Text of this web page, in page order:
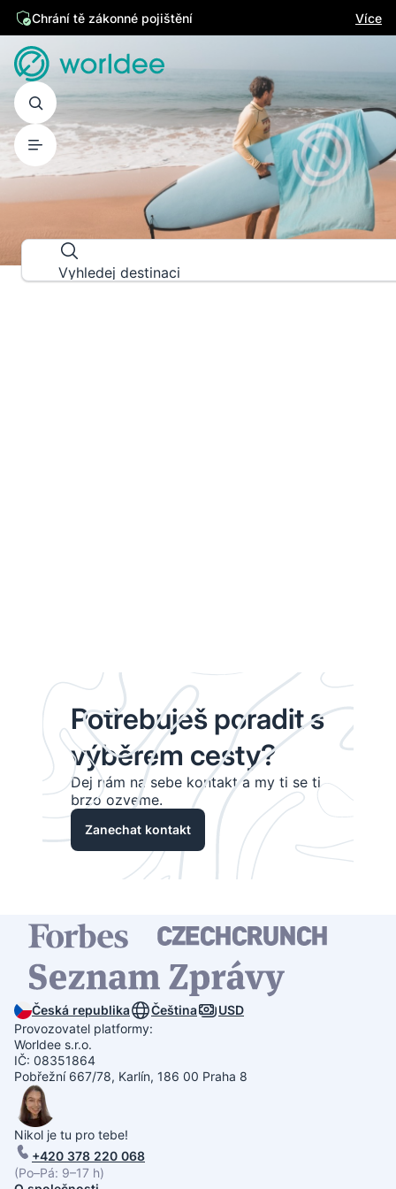
Chrání tě zákonné pojištění Více
PRŮVODCE DESTINACEMI
Prozkoumej svět do posledního
Vyhledej destinaci
Potřebuješ poradit s
výběrem cesty?
Dej nám na sebe kontakt a my ti se ti
brzo ozveme.
Zanechat kontakt
Česká republika Čeština
USD
Provozovatel platformy:
Worldee s.r.o.
IČ: 08351864
Pobřežní 667/78, Karlín, 186 00 Praha 8
Nikol je tu pro tebe!
+420 378 220 068
(Po–Pá: 9–17 h)